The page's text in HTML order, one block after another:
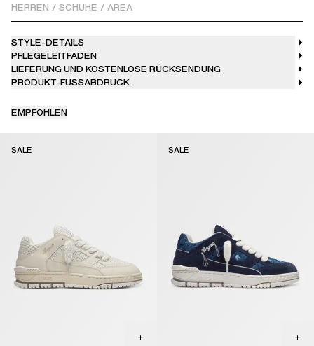
kunstvoll mit gekürzten losen Fäden versehen.
HERREN / SCHUHE / AREA
STYLE-DETAILS
PFLEGELEITFADEN
LIEFERUNG UND KOSTENLOSE RÜCKSENDUNG
PRODUKT-FUSSABDRUCK
EMPFOHLEN
SALE SALE